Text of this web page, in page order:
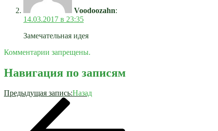
Voodoozahn:
14.03.2017 в 23:35
Замечательная идея
Комментарии запрещены.
Навигация по записям
Предыдущая запись:Назад